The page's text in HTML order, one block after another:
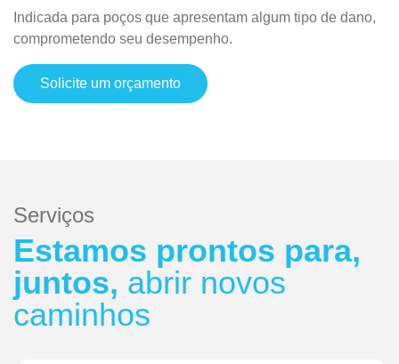
Indicada para poços que apresentam algum tipo de dano,
comprometendo seu desempenho.
Solicite um orçamento
Serviços
Estamos prontos para,
juntos, abrir novos
caminhos